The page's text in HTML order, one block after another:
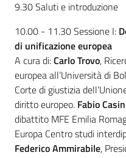
9.30 Saluti e introduzione
10.00 - 11.30 Sessione I:
di unificazione europea
A cura di:Carlo Trovo,
europea all’Università di
Corte di giustizia
diritto europeo. Fabio
dibattito MFE Emilia
Europa Centro studi
Federico Ammirabile,